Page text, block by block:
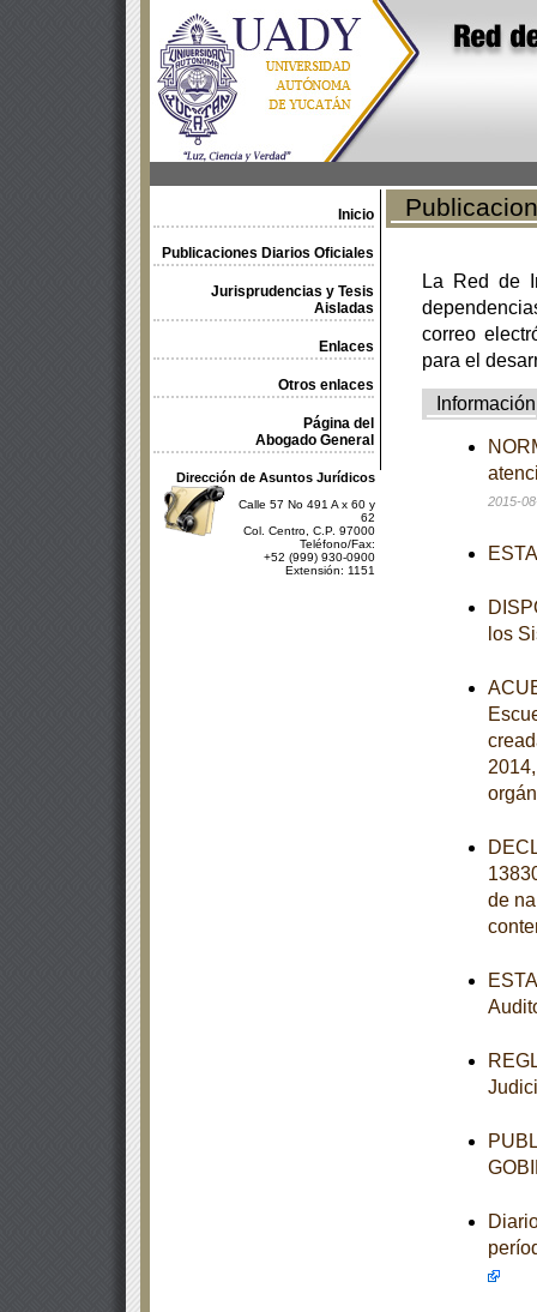
Inicio
Publicaciones Diarios Oficiales
Jurisprudencias y Tesis
Aisladas
Enlaces
Otros enlaces
Página del
Abogado General
Dirección de Asuntos Jurídicos
Calle 57 No 491 A x 60 y
62
Col. Centro, C.P. 97000
Teléfono/Fax:
+52 (999) 930-0900
Extensión: 1151
La Red de
correo
para el
Información
2015-
los
de